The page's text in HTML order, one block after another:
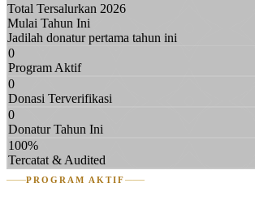
Total Tersalurkan 2026
Mulai Tahun Ini
Jadilah donatur pertama tahun ini
0
Program Aktif
0
Donasi Terverifikasi
0
Donatur Tahun Ini
100%
Tercatat & Audited
PROGRAM AKTIF